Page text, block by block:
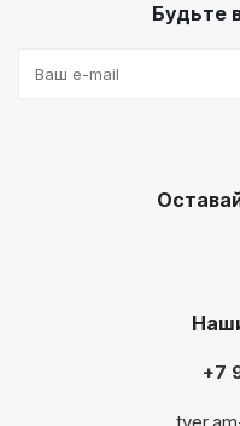
Будьте
+7